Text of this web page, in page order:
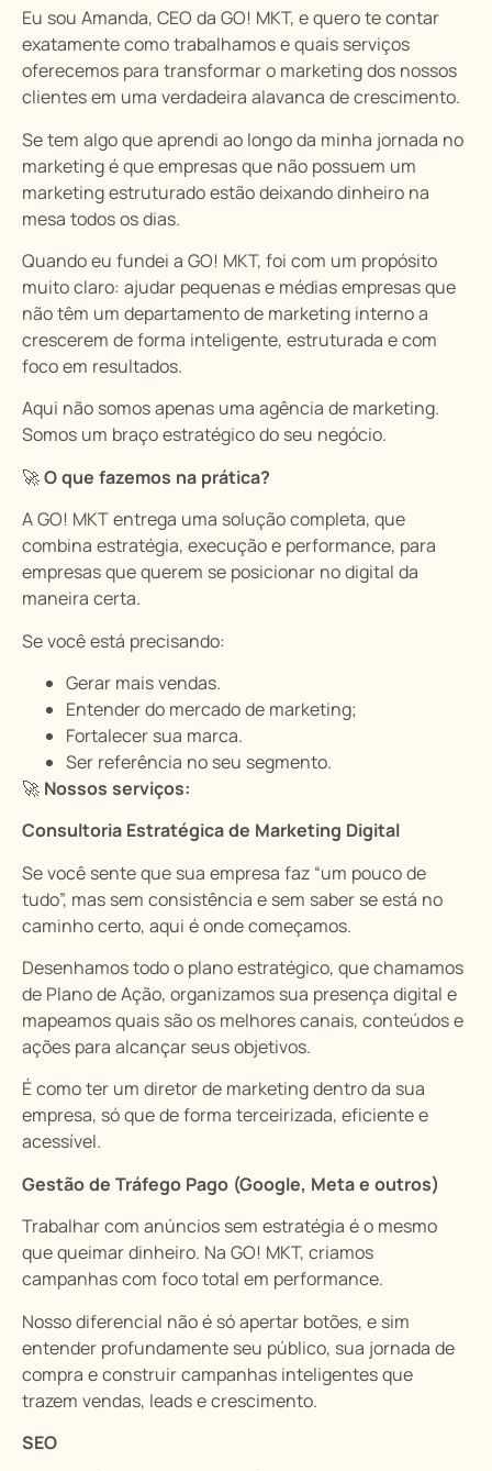
Eu sou Amanda, CEO da GO! MKT, e quero te contar
exatamente como trabalhamos e quais serviços
oferecemos para transformar o marketing dos nossos
clientes em uma verdadeira alavanca de crescimento.
Se tem algo que aprendi ao longo da minha jornada no
marketing é que empresas que não possuem um
marketing estruturado estão deixando dinheiro na
mesa todos os dias.
Quando eu fundei a GO! MKT, foi com um propósito
muito claro: ajudar pequenas e médias empresas que
não têm um departamento de marketing interno a
crescerem de forma inteligente, estruturada e com
foco em resultados.
Aqui não somos apenas uma agência de marketing.
Somos um braço estratégico do seu negócio.
🚀O que fazemos na prática?
A GO! MKT entrega uma solução completa, que
combina estratégia, execução e performance, para
empresas que querem se posicionar no digital da
maneira certa.
Se você está precisando:
Gerar mais vendas.
Entender do mercado de marketing;
Fortalecer sua marca.
Ser referência no seu segmento.
🚀 Nossos serviços:
Consultoria Estratégica de Marketing Digital
Se você sente que sua empresa faz “um pouco de
tudo”, mas sem consistência e sem saber se está no
caminho certo, aqui é onde começamos.
Desenhamos todo o plano estratégico, que chamamos
de Plano de Ação, organizamos sua presença digital e
mapeamos quais são os melhores canais, conteúdos e
ações para alcançar seus objetivos.
É como ter um diretor de marketing dentro da sua
empresa, só que de forma terceirizada, eficiente e
acessível.
Gestão de Tráfego Pago (Google, Meta e outros)
Trabalhar com anúncios sem estratégia é o mesmo
que queimar dinheiro. Na GO! MKT, criamos
campanhas com foco total em performance.
Nosso diferencial não é só apertar botões, e sim
entender profundamente seu público, sua jornada de
compra e construir campanhas inteligentes que
trazem vendas, leads e crescimento.
SEO